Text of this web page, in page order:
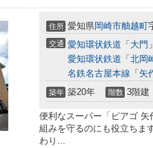
住所 愛知県岡崎市舳越町
交通 愛知環状鉄道 「 大門
愛知環状鉄道 「 北岡
名鉄名古屋本線 「 矢
築年 築20年 階数 3階建
便利なスーパー「ピアゴ
組みを守るのにも役立ちま
わり...